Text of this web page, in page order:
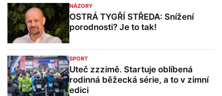
NÁZORY
OSTRÁ TYGŘÍ STŘEDA: Snížení
porodnosti? Je to tak!
SPORT
Uteč zzzimě. Startuje oblíbená
rodinná běžecká série, a to v zimní
edici